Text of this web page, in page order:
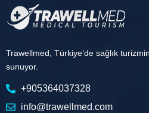
Trawellmed, Türkiye’de sağlık
sunuyor.
+905364037328
info@trawellmed.com